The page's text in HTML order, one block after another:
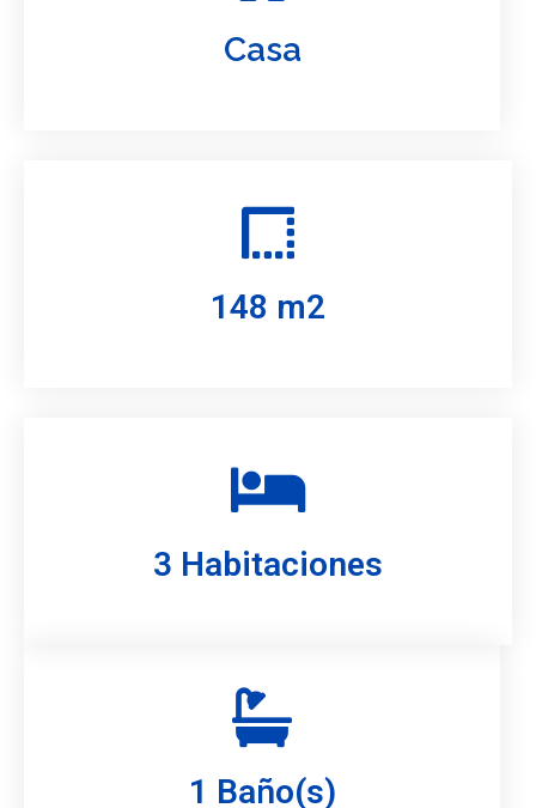
Casa
148 m2
3 Habitaciones
1 Baño(s)